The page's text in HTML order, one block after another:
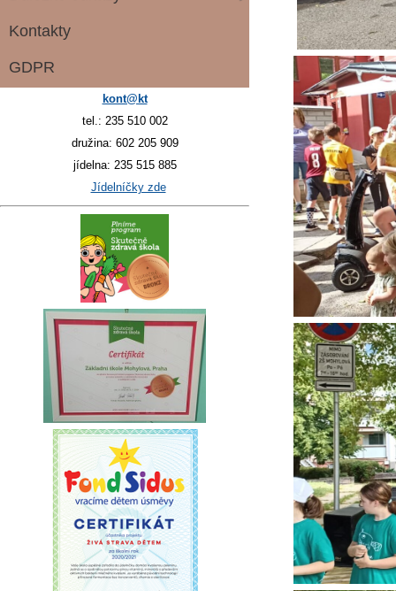
Kontakty
GDPR
kont@kt
tel.: 235 510 002
družina: 602 205 909
jídelna: 235 515 885
Jídelníčky zde